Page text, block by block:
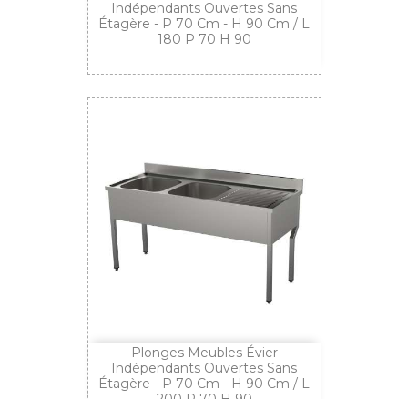
Indépendants Ouvertes Sans
Étagère - P 70 Cm - H 90 Cm / L
180 P 70 H 90
Plonges Meubles Évier
Indépendants Ouvertes Sans
Étagère - P 70 Cm - H 90 Cm / L